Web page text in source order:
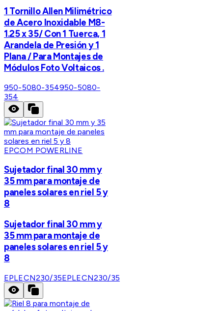
1 Tornillo Allen Milimétrico
de Acero Inoxidable M8-
1.25 x 35/ Con 1 Tuerca, 1
Arandela de Presión y 1
Plana / Para Montajes de
Módulos Foto Voltaicos .
950-5080-354950-5080-
354
EPCOM POWERLINE
Sujetador final 30 mm y
35 mm para montaje de
paneles solares en riel 5 y
8
Sujetador final 30 mm y
35 mm para montaje de
paneles solares en riel 5 y
8
EPLECN230/35EPLECN230/35